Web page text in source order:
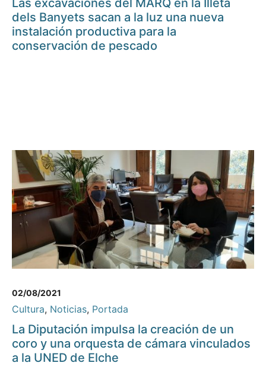
Las excavaciones del MARQ en la Illeta
dels Banyets sacan a la luz una nueva
instalación productiva para la
conservación de pescado
02/08/2021
Cultura, Noticias, Portada
La Diputación impulsa la creación de un
coro y una orquesta de cámara vinculados
a la UNED de Elche